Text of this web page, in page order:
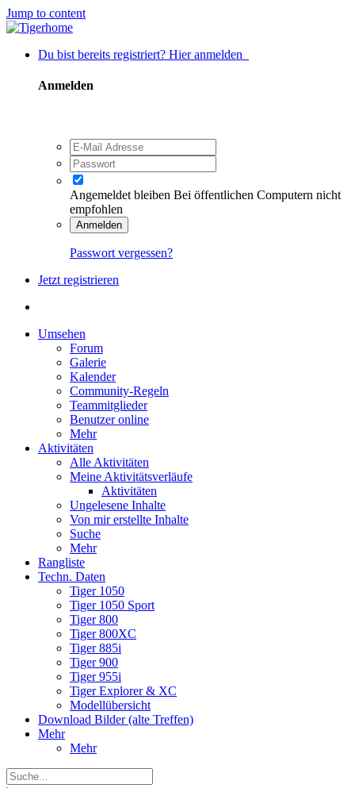
Jump to content
Du bist bereits registriert? Hier anmelden
Anmelden
Angemeldet bleiben Bei öffentlichen Computern nicht
empfohlen
Anmelden
Passwort vergessen?
Jetzt registrieren
Umsehen
Forum
Galerie
Kalender
Community-Regeln
Teammitglieder
Benutzer online
Mehr
Aktivitäten
Alle Aktivitäten
Meine Aktivitätsverläufe
Aktivitäten
Ungelesene Inhalte
Von mir erstellte Inhalte
Suche
Mehr
Rangliste
Techn. Daten
Tiger 1050
Tiger 1050 Sport
Tiger 800
Tiger 800XC
Tiger 885i
Tiger 900
Tiger 955i
Tiger Explorer & XC
Modellübersicht
Download Bilder (alte Treffen)
Mehr
Mehr